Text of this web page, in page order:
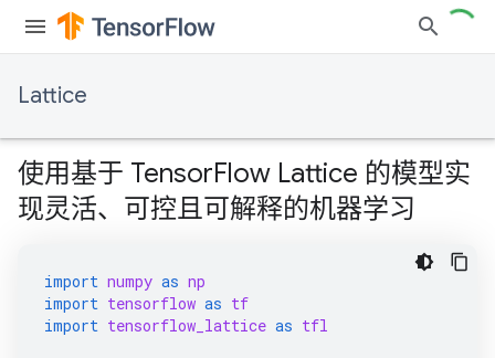
Lattice
使用基于 TensorFlow Lattice 的模型实
现灵活、可控且可解释的机器学习
import numpy as np
import tensorflow as tf
import tensorflow_lattice as tfl